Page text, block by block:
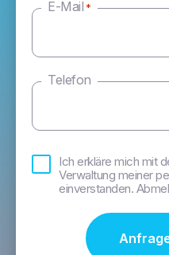
E-Mail *
Telefon
Bedingungen
Ich erkläre mich mit
Verwaltung meiner
einverstanden.